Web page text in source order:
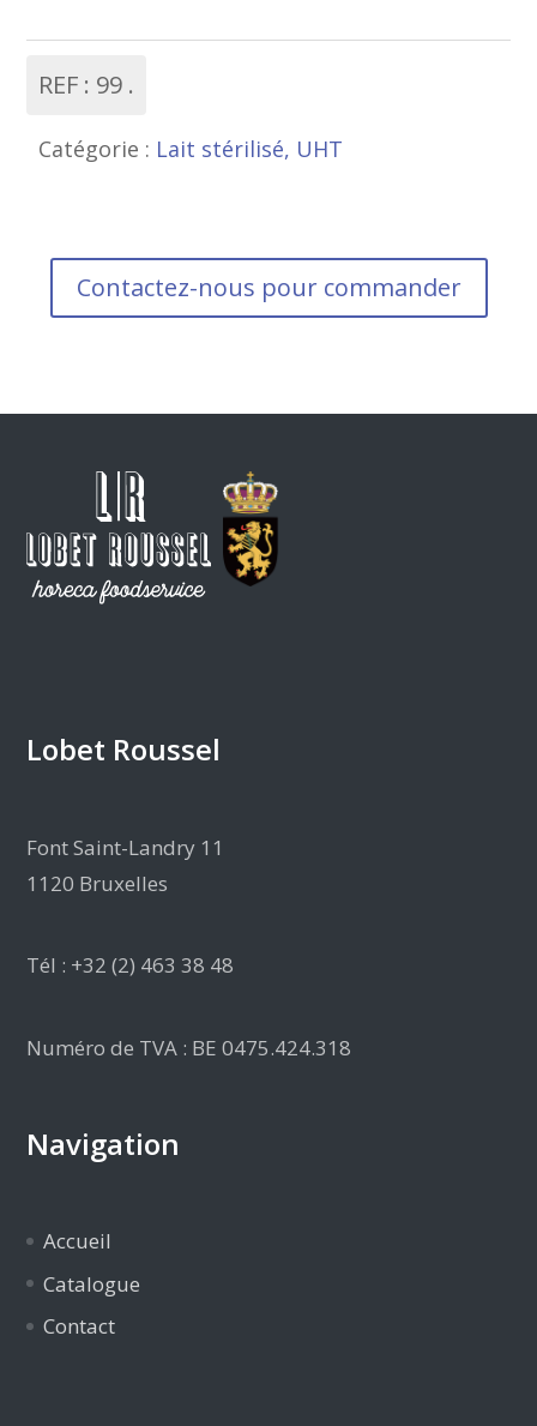
REF : 99
Catégorie : Lait stérilisé, UHT
Contactez-nous pour commander
Lobet Roussel
Font Saint-Landry 11
1120 Bruxelles
Tél : +32 (2) 463 38 48
Numéro de TVA : BE 0475.424.318
Navigation
Accueil
Catalogue
Contact